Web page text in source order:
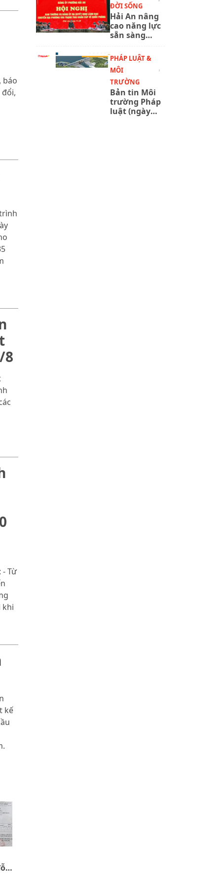
báo
8
Từ
khi
kế
năm 2027
ĐỜI SỐNG
Hải An nâng
cao năng lực
sẵn sàng
qua tổng
duyệt diễn
tập phòng
thủ
PHÁP LUẬT &
MÔI
TRƯỜNG
Bản tin Môi
trường Pháp
luật (ngày